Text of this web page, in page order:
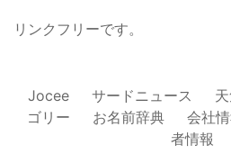
リンクフリーです。
Jocee サードニュース
ゴリー
お名前辞典 会社
者情報